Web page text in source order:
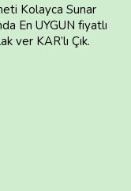
Kolayca Sunar
En UYGUN fiyatlı
ver KAR’lı Çık.